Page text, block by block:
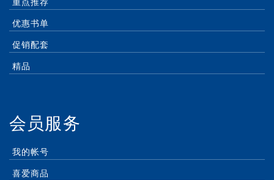
优惠书单
促销配套
精品
会员服务
我的帐号
喜爱商品